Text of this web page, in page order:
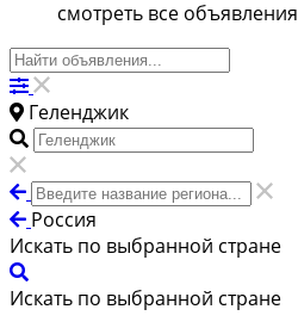
смотреть все объявления
Геленджик
Россия
Искать по выбранной стране
Искать по выбранной стране